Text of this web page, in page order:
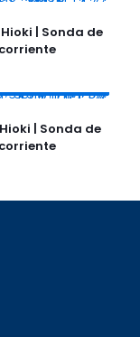
Hioki | Sonda de
corriente
Hioki | Sonda de
corriente